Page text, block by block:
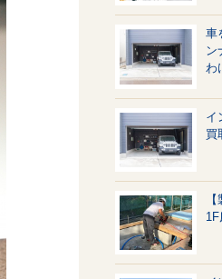
車
ン
わ
イ
買
1F